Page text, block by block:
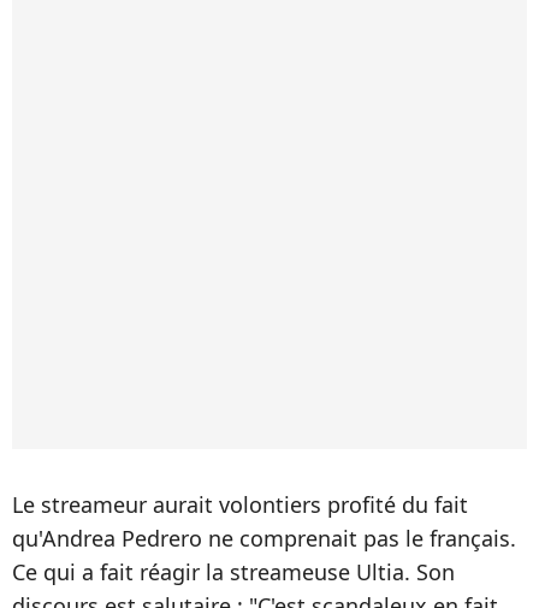
Le streameur aurait volontiers profité du fait
qu'Andrea Pedrero ne comprenait pas le français.
Ce qui a fait réagir la streameuse Ultia. Son